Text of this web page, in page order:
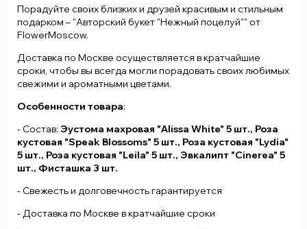
Порадуйте своих близких и друзей красивым и стильным
подарком – "Авторский букет "Нежный поцелуй"" от
FlowerMoscow.
Доставка по Москве осуществляется в кратчайшие
сроки, чтобы вы всегда могли порадовать своих любимых
свежими и ароматными цветами.
Особенности товара:
- Состав: Эустома махровая "Alissa White" 5 шт., Роза
кустовая "Speak Blossoms" 5 шт., Роза кустовая "Lydia"
5 шт., Роза кустовая "Leila" 5 шт., Эвкалипт "Cinerea" 5
шт., Фисташка 3 шт.
- Свежесть и долговечность гарантируется
- Доставка по Москве в кратчайшие сроки